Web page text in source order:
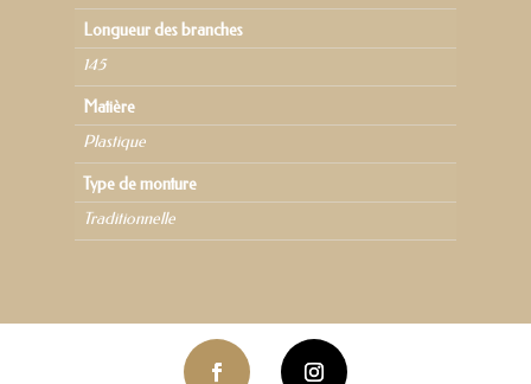
Longueur des branches
145
Matière
Plastique
Type de monture
Traditionnelle